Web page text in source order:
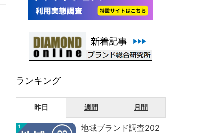
ランキング
昨日 週間 月間
1
地域ブランド調査202